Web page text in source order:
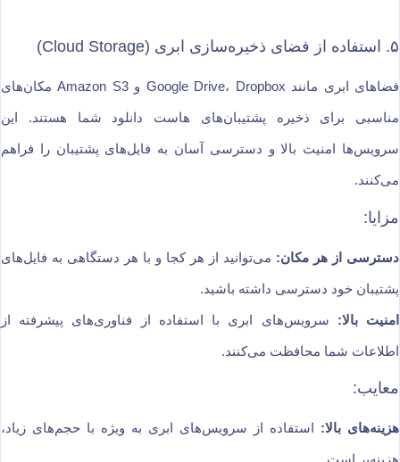
۵. استفاده از فضای ذخیره‌سازی ابری (Cloud Storage)
فضاهای ابری مانند Google Drive، Dropbox و Amazon S3 مکان‌های
مناسبی برای ذخیره پشتیبان‌های هاست دانلود شما هستند. این
سرویس‌ها امنیت بالا و دسترسی آسان به فایل‌های پشتیبان را فراهم
می‌کنند.
مزایا:
دسترسی از هر مکان: می‌توانید از هر کجا و با هر دستگاهی به فایل‌های
پشتیبان خود دسترسی داشته باشید.
امنیت بالا: سرویس‌های ابری با استفاده از فناوری‌های پیشرفته از
اطلاعات شما محافظت می‌کنند.
معایب:
هزینه‌های بالا: استفاده از سرویس‌های ابری به ویژه با حجم‌های زیاد،